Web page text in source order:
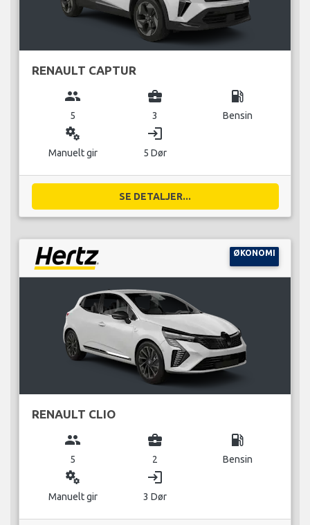
RENAULT CAPTUR
group
5
business_center
3
local_gas_station
Bensin
miscellaneous_services
Manuelt gir
login
5 Dør
SE DETALJER...
ØKONOMI
RENAULT CLIO
group
5
business_center
2
local_gas_station
Bensin
miscellaneous_services
Manuelt gir
login
3 Dør